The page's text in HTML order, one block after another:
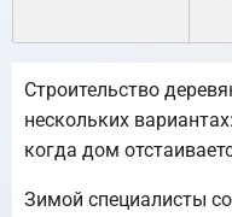
Строительство
нескольких
когда дом
Зимой специалисты